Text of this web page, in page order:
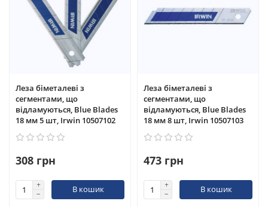
Леза біметалеві з
сегментами, що
відламуються, Blue Blades
18 мм 5 шт, Irwin 10507102
308 грн
В кошик
Леза біметалеві з
сегментами, що
відламуються, Blue Blades
18 мм 8 шт, Irwin 10507103
473 грн
В кошик